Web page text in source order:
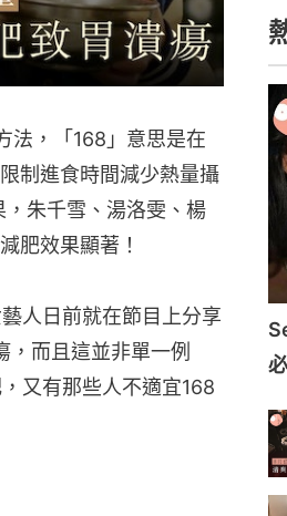
法，「168」意思是在
制進食時間減少熱量攝
朱千雪、湯洛雯、楊
肥效果顯著！
人日前就在節目上分享
，而且這並非單一例
又有那些人不適宜168